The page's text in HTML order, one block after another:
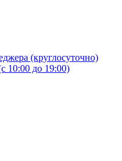
(круглосуточно)
10:00 до 19:00)